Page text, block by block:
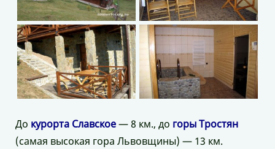
До курорта Славское— 8 км., до горы Тростян
(самая высокая гора Львовщины) — 13 км.